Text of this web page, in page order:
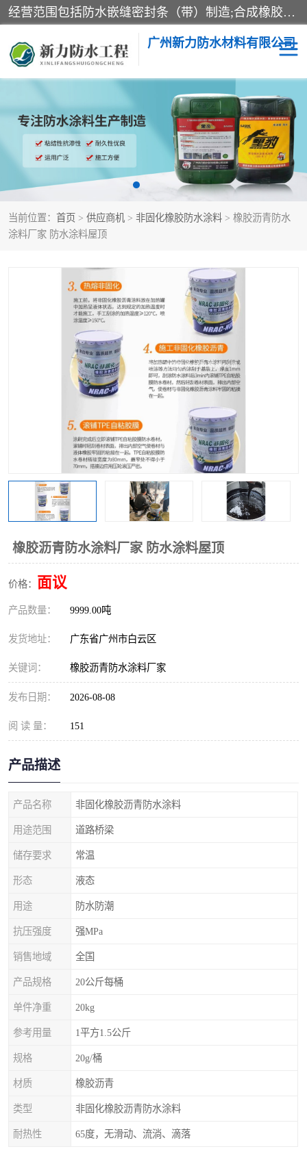
经营范围包括防水嵌缝密封条（带）制造;合成橡胶制造（监控化学品、危险化学品除外）;沥青混合物制造;防水胶粘带制造;其他合成材料制造（监控化学品、危险化学品除外）;涂料制造（监控化学品、危险化学品除外）;建筑结构防水补漏;防水建筑材料制造;粘合剂制造（监控化学品、危险化学品除外）;涂料零售;广州新力防水材料有限公司具有1处分支机构。
广州新力防水材料有限公司
当前位置： 首页 > 供应商机 > 非固化橡胶防水涂料 > 橡胶沥青防水
涂料厂家 防水涂料屋顶
橡胶沥青防水涂料厂家 防水涂料屋顶
价格： 面议
产品数量： 9999.00吨
发货地址： 广东省广州市白云区
关键词： 橡胶沥青防水涂料厂家
发布日期： 2026-08-08
阅 读 量： 151
产品描述
产品名称 非固化橡胶沥青防水涂料
用途范围 道路桥梁
储存要求 常温
形态 液态
用途 防水防潮
抗压强度 强MPa
销售地域 全国
产品规格 20公斤每桶
单件净重 20kg
参考用量 1平方1.5公斤
规格 20g/桶
材质 橡胶沥青
类型 非固化橡胶沥青防水涂料
耐热性 65度，无滑动、流淌、滴落
黑豹防水胶 建筑108胶水
乳化沥青防水涂料 自粘卷材
非固化橡胶防水涂料